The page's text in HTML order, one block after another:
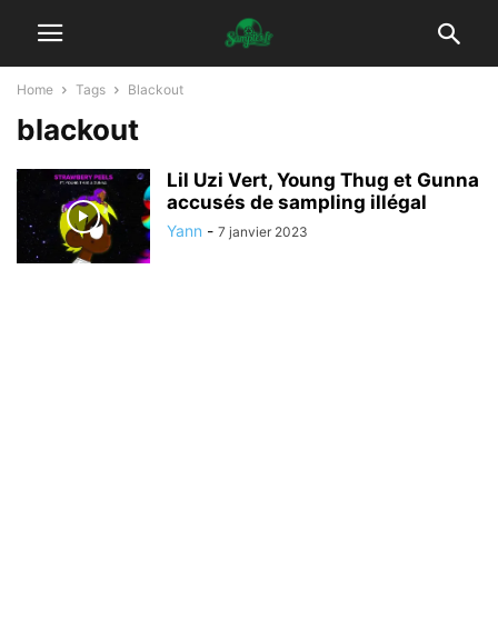
Home Tags Blackout
blackout
Lil Uzi Vert, Young Thug et Gunna
accusés de sampling illégal
Yann - 7 janvier 2023